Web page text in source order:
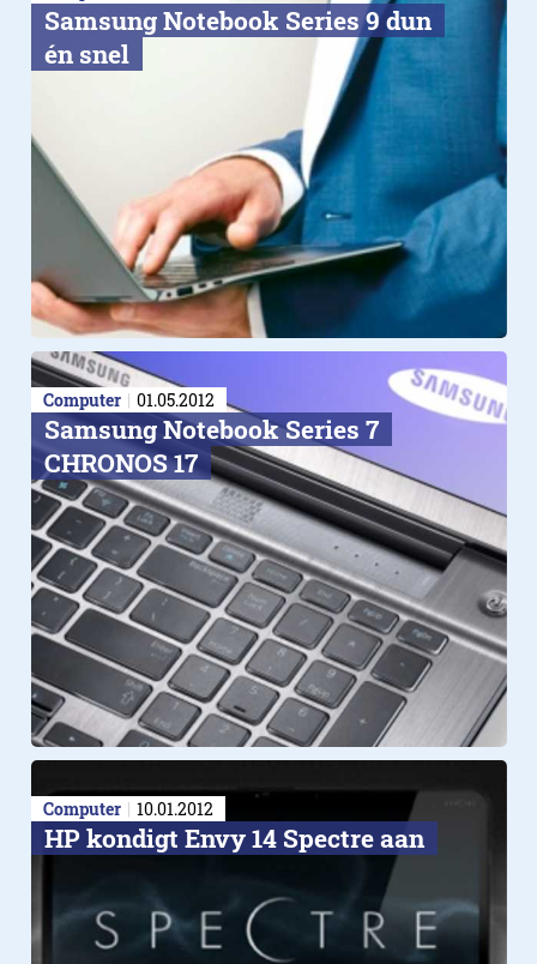
Samsung Notebook Series 9 dun
én snel
Computer 01.05.2012
Samsung Notebook Series 7
CHRONOS 17
Computer 10.01.2012
HP kondigt Envy 14 Spectre aan